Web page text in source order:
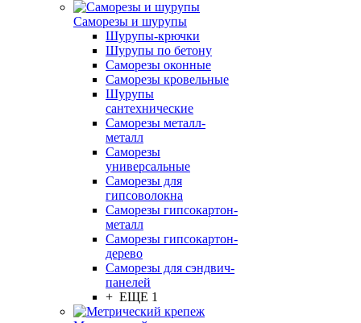
Саморезы и шурупы
Шурупы-крючки
Шурупы по бетону
Саморезы оконные
Саморезы кровельные
Шурупы
сантехнические
Саморезы металл-
металл
Саморезы
универсальные
Саморезы для
гипсоволокна
Саморезы гипсокартон-
металл
Саморезы гипсокартон-
дерево
Саморезы для сэндвич-
панелей
+ ЕЩЕ 1